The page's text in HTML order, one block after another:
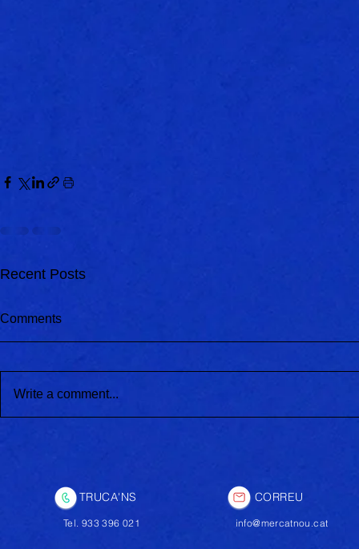
Recent Posts
Comments
Write a comment...
TRUCA'NS
Tel. 933 396 021
CORREU
info@mercatnou.cat